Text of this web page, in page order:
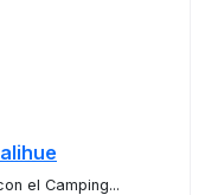
el Camping...